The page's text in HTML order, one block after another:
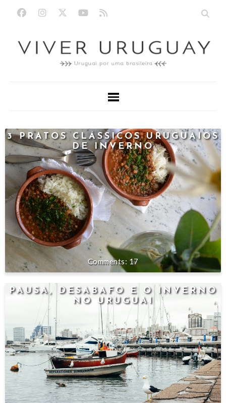
3 PRATOS CLÁSSICOS URUGUAIOS
DE INVERNO
17
PAUSA, DESABAFO E O INVERNO
NO URUGUAI